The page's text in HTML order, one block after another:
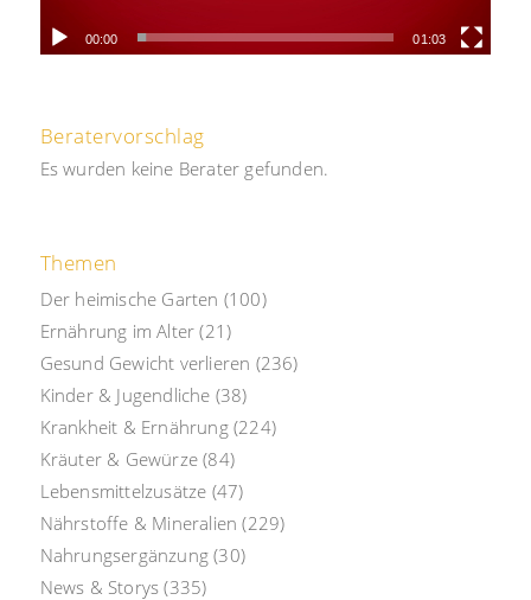
00:00 01:03
Beratervorschlag
Es wurden keine Berater gefunden.
Themen
Der heimische Garten (100)
Ernährung im Alter (21)
Gesund Gewicht verlieren (236)
Kinder & Jugendliche (38)
Krankheit & Ernährung(224)
Kräuter & Gewürze (84)
Lebensmittelzusätze (47)
Nährstoffe & Mineralien (229)
Nahrungsergänzung (30)
News & Storys (335)